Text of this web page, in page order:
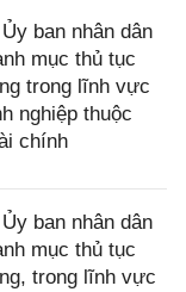
ban nhân dân
mục thủ tục
trong lĩnh vực
nghiệp thuộc
chính
ban nhân dân
mục thủ tục
trong lĩnh vực